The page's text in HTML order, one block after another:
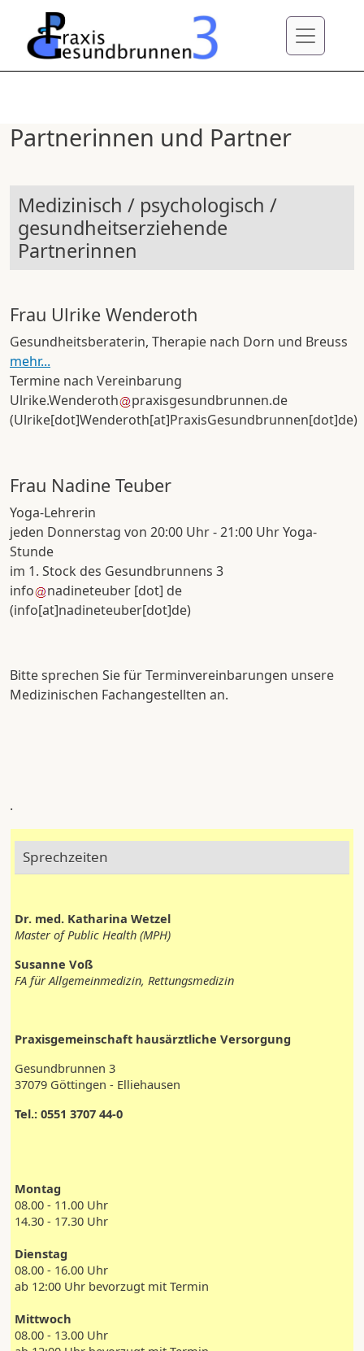
Direkt zum Inhalt
Partnerinnen und Partner
Medizinisch / psychologisch /
gesundheitserziehende
Partnerinnen
Frau Ulrike Wenderoth
Gesundheitsberaterin, Therapie nach Dorn und Breuss
mehr...
Termine nach Vereinbarung
Ulrike.Wenderoth praxisgesundbrunnen.de
(Ulrike[dot]Wenderoth[at]PraxisGesundbrunnen[dot]de)
Frau Nadine Teuber
Yoga-Lehrerin
jeden Donnerstag von 20:00 Uhr - 21:00 Uhr Yoga-
Stunde
im 1. Stock des Gesundbrunnens 3
info
nadineteuber [dot] de
(info[at]nadineteuber[dot]de)
Bitte sprechen Sie für Terminvereinbarungen unsere
Medizinischen Fachangestellten an.
.
Sprechzeiten
Dr. med. Katharina Wetzel
Master of Public Health (MPH)
Susanne Voß
FA für Allgemeinmedizin, Rettungsmedizin
Praxisgemeinschaft hausärztliche Versorgung
Gesundbrunnen 3
37079 Göttingen - Elliehausen
Tel.: 0551 3707 44-0
Montag
08.00 - 11.00 Uhr
14.30 - 17.30 Uhr
Dienstag
08.00 - 16.00 Uhr
ab 12:00 Uhr bevorzugt mit Termin
Mittwoch
08.00 - 13.00 Uhr